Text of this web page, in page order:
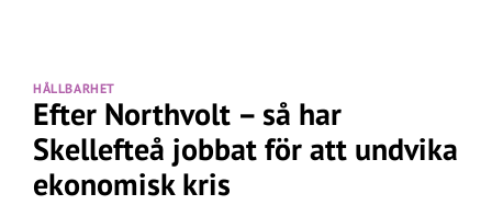
HÅLLBARHET
Efter Northvolt – så har
Skellefteå jobbat för att undvika
ekonomisk kris